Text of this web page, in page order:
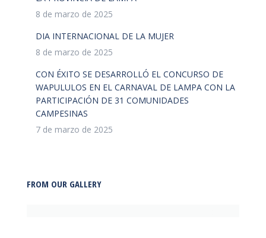
8 de marzo de 2025
DIA INTERNACIONAL DE LA MUJER
8 de marzo de 2025
CON ÉXITO SE DESARROLLÓ EL CONCURSO DE
WAPULULOS EN EL CARNAVAL DE LAMPA CON LA
PARTICIPACIÓN DE 31 COMUNIDADES
CAMPESINAS
7 de marzo de 2025
FROM OUR GALLERY